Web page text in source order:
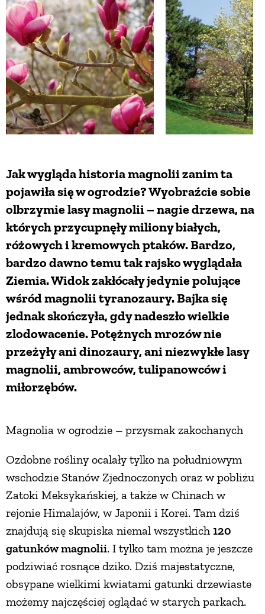
Jak wygląda historia magnolii zanim ta
pojawiła się w ogrodzie? Wyobraźcie sobie
olbrzymie lasy magnolii – nagie drzewa, na
których przycupnęły miliony białych,
różowych i kremowych ptaków. Bardzo,
bardzo dawno temu tak rajsko wyglądała
Ziemia. Widok zakłócały jedynie polujące
wśród magnolii tyranozaury. Bajka się
jednak skończyła, gdy nadeszło wielkie
zlodowacenie. Potężnych mrozów nie
przeżyły ani dinozaury, ani niezwykłe lasy
magnolii, ambrowców, tulipanowców i
miłorzębów.
Magnolia w ogrodzie – przysmak zakochanych
Ozdobne rośliny ocalały tylko na południowym
wschodzie Stanów Zjednoczonych oraz w pobliżu
Zatoki Meksykańskiej, a także w Chinach w
rejonie Himalajów, w Japonii i Korei. Tam dziś
znajdują się skupiska niemal wszystkich 120
gatunków magnolii. I tylko tam można je jeszcze
podziwiać rosnące dziko. Dziś majestatyczne,
obsypane wielkimi kwiatami gatunki drzewiaste
możemy najczęściej oglądać w starych parkach.